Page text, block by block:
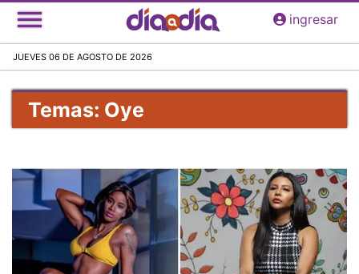
Pasar
al
principal
ingresar
JUEVES 06 DE AGOSTO DE 2026
Temas: Oye